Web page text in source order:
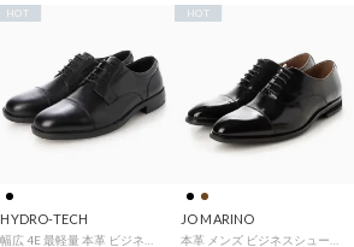
HYDRO-TECH
HOT
JO MARINO
HOT